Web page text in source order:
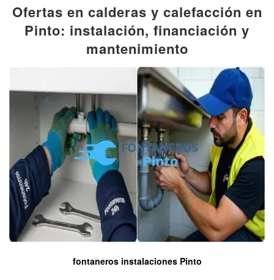
Ofertas en calderas y calefacción en
Pinto: instalación, financiación y
mantenimiento
fontaneros instalaciones Pinto